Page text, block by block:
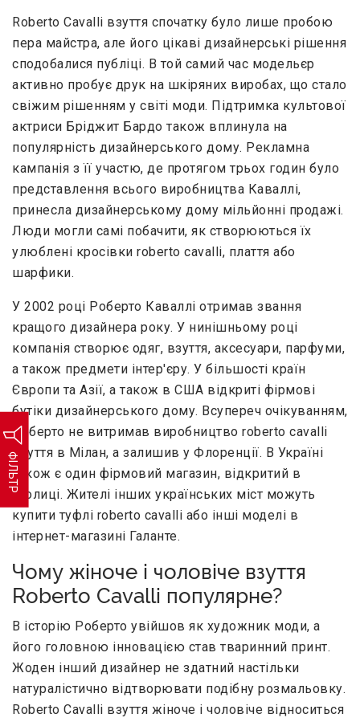
ФІЛЬТР
Roberto Cavalli взуття спочатку було лише пробою
пера майстра, але його цікаві дизайнерські рішення
сподобалися публіці. В той самий час модельєр
активно пробує друк на шкіряних виробах, що стало
свіжим рішенням у світі моди. Підтримка культової
актриси Бріджит Бардо також вплинула на
популярність дизайнерського дому. Рекламна
кампанія з її участю, де протягом трьох годин було
представлення всього виробництва Каваллі,
принесла дизайнерському дому мільйонні продажі.
Люди могли самі побачити, як створюються їх
улюблені кросівки roberto cavalli, плаття або
шарфики.
У 2002 році Роберто Каваллі отримав звання
кращого дизайнера року. У нинішньому році
компанія створює одяг, взуття, аксесуари, парфуми,
а також предмети інтер'єру. У більшості країн
Європи та Азії, а також в США відкриті фірмові
бутіки дизайнерського дому. Всупереч очікуванням,
Роберто не витримав виробництво roberto cavalli
взуття в Мілан, а залишив у Флоренції. В Україні
також є один фірмовий магазин, відкритий в
столиці. Жителі інших українських міст можуть
купити туфлі roberto cavalli або інші моделі в
інтернет-магазині Галанте.
Чому жіноче і чоловіче взуття
Roberto Cavalli популярне?
В історію Роберто увійшов як художник моди, а
його головною інновацією став тваринний принт.
Жоден інший дизайнер не здатний настільки
натуралістично відтворювати подібну розмальовку.
Roberto Cavalli взуття жіноче і чоловіче відноситься